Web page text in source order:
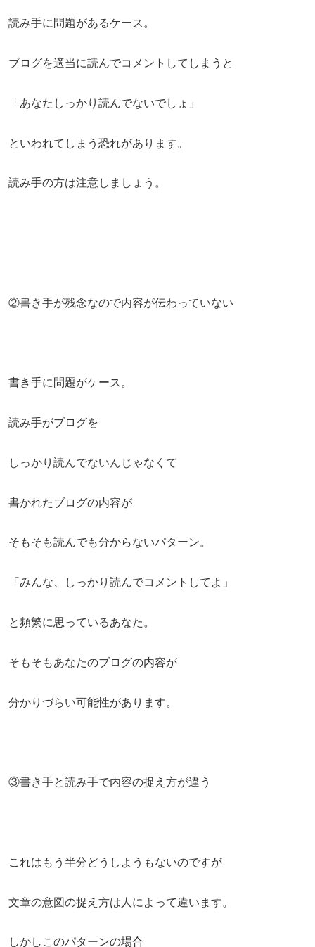
読み手に問題があるケース。
ブログを適当に読んでコメントしてしまうと
「あなたしっかり読んでないでしょ」
といわれてしまう恐れがあります。
読み手の方は注意しましょう。
②書き手が残念なので内容が伝わっていない
書き手に問題がケース。
読み手がブログを
しっかり読んでないんじゃなくて
書かれたブログの内容が
そもそも読んでも分からないパターン。
「みんな、しっかり読んでコメントしてよ」
と頻繁に思っているあなた。
そもそもあなたのブログの内容が
分かりづらい可能性があります。
③書き手と読み手で内容の捉え方が違う
これはもう半分どうしようもないのですが
文章の意図の捉え方は人によって違います。
しかしこのパターンの場合